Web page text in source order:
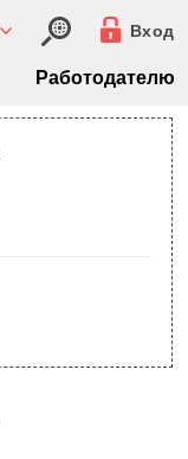
Вход
Работодателю